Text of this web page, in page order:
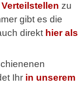
Verteilstellen zu
gibt es die
direkt hier als
Ihr in unserem